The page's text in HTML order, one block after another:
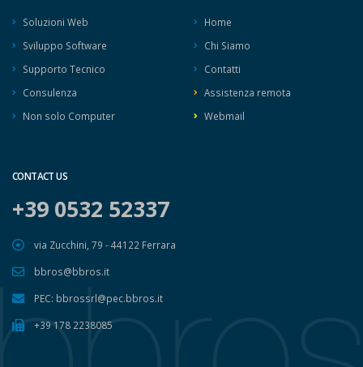
Soluzioni Web
Sviluppo Software
Supporto Tecnico
Consulenza
Non solo Computer
Home
Chi Siamo
Contatti
Assistenza remota
Webmail
CONTACT US
+39 0532 52337
via Zucchini, 79 - 44122 Ferrara
bbros@bbros.it
PEC: bbrossrl@pec.bbros.it
+39 178 2238085